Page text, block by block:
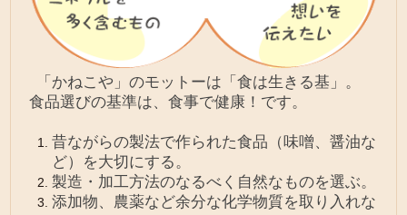
「かねこや」のモットーは「食は生きる基」。
食品選びの基準は、食事で健康！です。
昔ながらの製法で作られた食品（味噌、醤油な
ど）を大切にする。
製造・加工方法のなるべく自然なものを選ぶ。
添加物、農薬など余分な化学物質を取り入れな